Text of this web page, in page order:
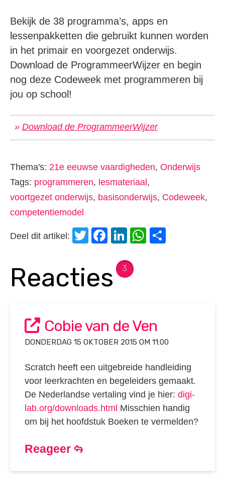
Bekijk de 38 programma’s, apps en
lessenpakketten die gebruikt kunnen worden
in het primair en voorgezet onderwijs.
Download de ProgrammeerWijzer en begin
nog deze Codeweek met programmeren bij
jou op school!
» Download de ProgrammeerWijzer
Thema's: 21e eeuwse vaardigheden, Onderwijs
Tags: programmeren, lesmateriaal ,
voortgezet onderwijs, basisonderwijs, Codeweek,
competentiemodel
Deel dit artikel: Twitter
Facebook
LinkedIn
WhatsApp
Reacties 3
Cobie van de Ven
DONDERDAG 15 OKTOBER 2015 OM 11:00
Scratch heeft een uitgebreide handleiding
voor leerkrachten en begeleiders gemaakt.
De Nederlandse vertaling vind je hier: digi-
lab.org/downloads.html Misschien handig
om bij het hoofdstuk Boeken te vermelden?
Reageer